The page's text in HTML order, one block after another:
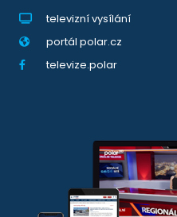
televizní vysílání
portál polar.cz
televize.polar